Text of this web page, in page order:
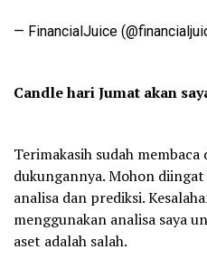
— FinancialJuice
Candle hari Jumat akan
Terimakasih sudah
dukungannya. Mohon
analisa dan prediksi.
menggunakan analisa saya
aset adalah salah.